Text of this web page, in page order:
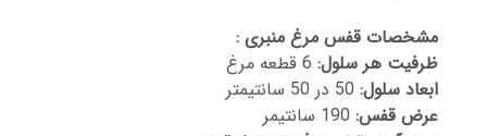
مشخصات قفس مرغ منبری :
ظرفیت هر سلول: 6 قطعه مرغ
ابعاد سلول: 50 در 50 سانتیمتر
عرض قفس: 190 سانتیمر